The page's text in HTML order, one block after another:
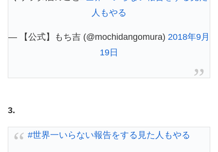
人もやる
— 【公式】もち吉 (@mochidangomura) 2018年9月
19日
3.
#世界一いらない報告をする見た人もやる